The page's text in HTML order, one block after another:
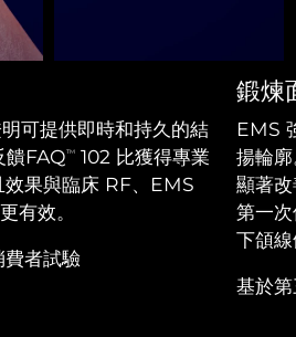
可提供即時和持久的結
饋FAQTM
102 比獲得專業
效果與臨床 RF、EMS
有效。
費者試驗
鍛煉
EMS
揚輪
顯著
第一
下頜
基於
2 go
IPL hair removal
Cooling Prep Gel
hair removal gel
serum
serum
2
device
Blemish Solution
acne gel
eye massager
eye care treatment
remover
4 hair
advanced
hairbrushWhitening Set
+ sonic device & 18% PAP gel
8/9/26
預計送達日期8/10/26
預計送達日期 8/7/26
8/9/26
8/11/26